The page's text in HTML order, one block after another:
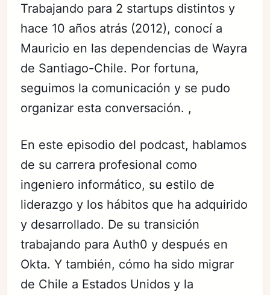
Trabajando para 2 startups distintos y
hace 10 años atrás (2012), conocí a
Mauricio en las dependencias de Wayra
de Santiago-Chile. Por fortuna,
seguimos la comunicación y se pudo
organizar esta conversación. ,
En este episodio del podcast, hablamos
de su carrera profesional como
ingeniero informático, su estilo de
liderazgo y los hábitos que ha adquirido
y desarrollado. De su transición
trabajando para Auth0 y después en
Okta. Y también, cómo ha sido migrar
de Chile a Estados Unidos y la